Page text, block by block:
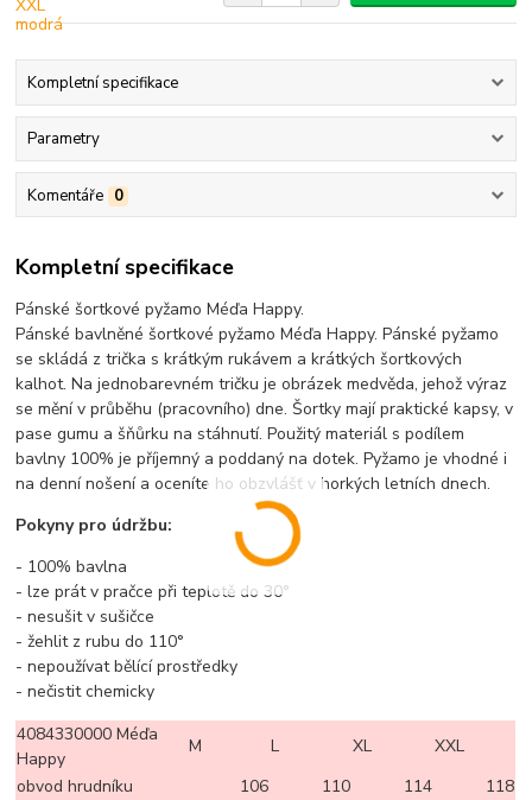
Kompletní specifikace
Parametry
Komentáře 0
Kompletní specifikace
Pánské šortkové pyžamo Méďa Happy.
Pánské bavlněné šortkové pyžamo Méďa Happy. Pánské pyžamo
se skládá z trička s krátkým rukávem a krátkých šortkových
kalhot. Na jednobarevném tričku je obrázek medvěda, jehož výraz
se mění v průběhu (pracovního) dne. Šortky mají praktické kapsy, v
pase gumu a šňůrku na stáhnutí. Použitý materiál s podílem
bavlny 100% je příjemný a poddaný na dotek. Pyžamo je vhodné i
na denní nošení a oceníte ho obzvlášť v horkých letních dnech.
Pokyny pro údržbu:
- 100% bavlna
- lze prát v pračce při teplotě do 30°
- nesušit v sušičce
- žehlit z rubu do 110°
- nepoužívat bělící prostředky
- nečistit chemicky
4084330000 Méďa
Happy
M L XL
XXL
obvod hrudníku
106 110 114
118